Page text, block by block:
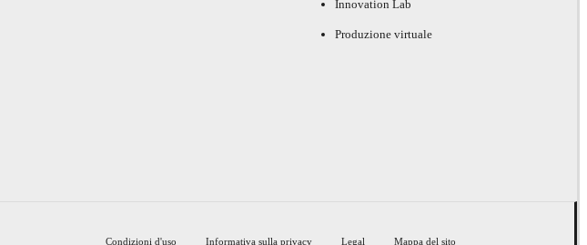
Innovation Lab
Produzione virtuale
Condizioni d'uso Informativa sulla privacy Legal Mappa del sito